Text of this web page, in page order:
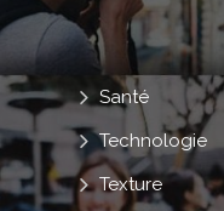
Santé
Technologie
Texture